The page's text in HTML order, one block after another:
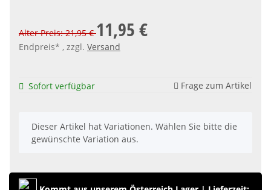
Alter Preis: 21,95 €11,95 €
Endpreis* , zzgl. Versand
Sofort verfügbar Frage zum Artikel
x
Dieser Artikel hat Variationen. Wählen Sie bitte die
gewünschte Variation aus.